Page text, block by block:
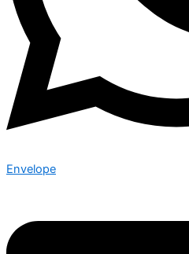
Envelope